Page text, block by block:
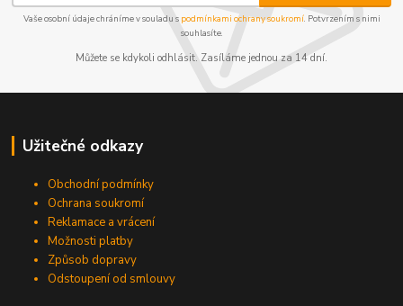
Vaše osobní údaje chráníme v souladu s podmínkami ochrany soukromí. Potvrzením s nimi
souhlasíte.
Můžete se kdykoli odhlásit. Zasíláme jednou za 14 dní.
Užitečné odkazy
Obchodní podmínky
Ochrana soukromí
Reklamace a vrácení
Možnosti platby
Způsob dopravy
Odstoupení od smlouvy